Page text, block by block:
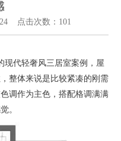
点击次数：101
现代轻奢风三居室案例，屋
整体来说是比较紧凑的刚需
调作为主色，搭配格调满满
。